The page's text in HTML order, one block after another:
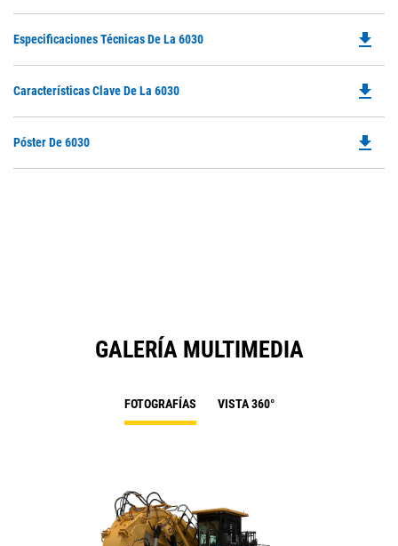
a
Especificaciones Técnicas De La 6030
a
file_download
Características Clave De La 6030
a
file_download
Póster De 6030 file_download
GALERÍA MULTIMEDIA
FOTOGRAFÍAS VISTA 360°